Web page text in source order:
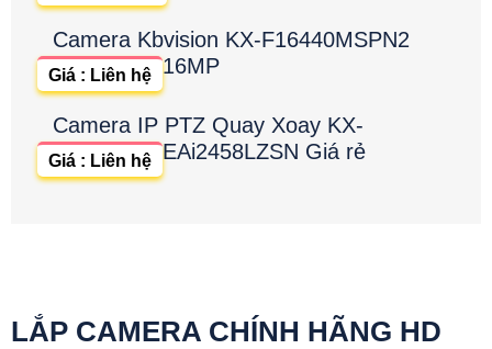
Camera Kbvision KX-F16440MSPN2
16MP
Giá : Liên hệ
Camera IP PTZ Quay Xoay KX-
EAi2458LZSN Giá rẻ
Giá : Liên hệ
LẮP CAMERA CHÍNH HÃNG HD